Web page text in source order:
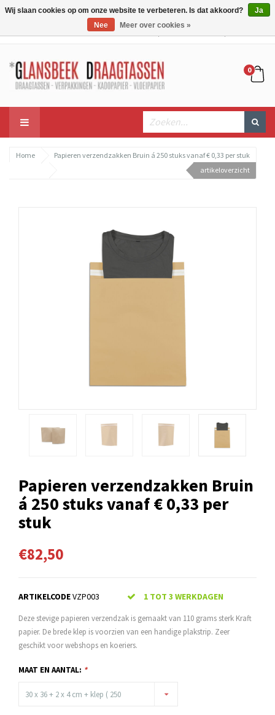
0
Home
Papieren verzendzakken Bruin á 250 stuks vanaf € 0,33 per stuk
artikeloverzicht
Papieren verzendzakken Bruin
á 250 stuks vanaf € 0,33 per
stuk
€82,50
ARTIKELCODEVZP003 1 TOT 3 WERKDAGEN
Deze stevige papieren verzendzak is gemaakt van 110 grams sterk Kraft
papier. De brede klep is voorzien van een handige plakstrip. Zeer
geschikt voor webshops en koeriers.
MAAT EN AANTAL: *
30 x 36 + 2 x 4 cm + klep ( 250
Wij slaan cookies op om onze website te verbeteren. Is dat akkoord?
Ja
Nee
Meer over cookies »